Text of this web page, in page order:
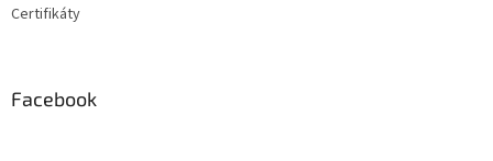
Certifikáty
Facebook